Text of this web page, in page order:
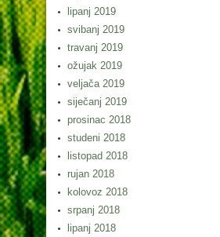
lipanj 2019
svibanj 2019
travanj 2019
ožujak 2019
veljača 2019
siječanj 2019
prosinac 2018
studeni 2018
listopad 2018
rujan 2018
kolovoz 2018
srpanj 2018
lipanj 2018